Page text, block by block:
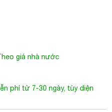
giá nhà nước
phí từ 7-30 ngày, tùy diện